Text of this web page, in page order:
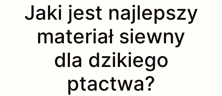
Jaki jest najlepszy
materiał siewny
dla dzikiego
ptactwa?